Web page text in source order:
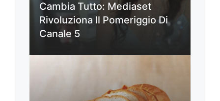
Cambia Tutto: Mediaset
Rivoluziona Il Pomeriggio Di
Canale 5